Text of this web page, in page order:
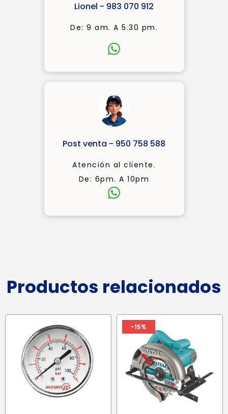
Lionel - 983 070 912
De: 9 am. A 5.30 pm.
Post venta - 950 758 588
Atención al cliente.
De: 6pm. A 10pm
Productos relacionados
-15%